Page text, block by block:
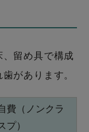
、留め具で構成
があります。
費（ノンクラ
プ）